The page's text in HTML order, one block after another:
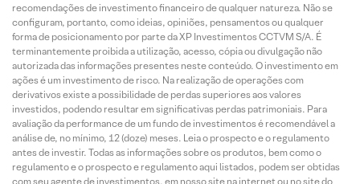
recomendações de investimento financeiro de qualquer natureza. Não se
configuram, portanto, como ideias, opiniões, pensamentos ou qualquer
forma de posicionamento por parte da XP Investimentos CCTVM S/A. É
terminantemente proibida a utilização, acesso, cópia ou divulgação não
autorizada das informações presentes neste conteúdo. O investimento em
ações é um investimento de risco. Na realização de operações com
derivativos existe a possibilidade de perdas superiores aos valores
investidos, podendo resultar em significativas perdas patrimoniais. Para
avaliação da performance de um fundo de investimentos é recomendável a
análise de, no mínimo, 12 (doze) meses. Leia o prospecto e o regulamento
antes de investir. Todas as informações sobre os produtos, bem como o
regulamento e o prospecto e regulamento aqui listados, podem ser obtidas
com seu agente de investimentos, em nosso site na internet ou no site do